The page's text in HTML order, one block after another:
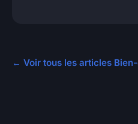
← Voir tous les articles